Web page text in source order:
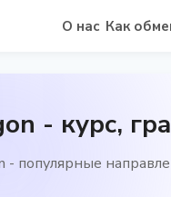
О нас Как
- курс,
- популярные